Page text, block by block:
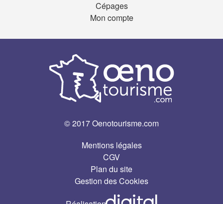
Cépages
Mon compte
© 2017 Oenotourisme.com
Mentions légales
CGV
Plan du site
Gestion des Cookies